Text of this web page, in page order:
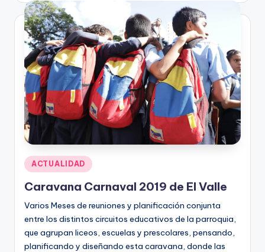
Publicado
en
ACTUALIDAD
Caravana Carnaval 2019 de El Valle
Varios Meses de reuniones y planificación conjunta
entre los distintos circuitos educativos de la parroquia,
que agrupan liceos, escuelas y prescolares, pensando,
planificando y diseñando esta caravana, donde las